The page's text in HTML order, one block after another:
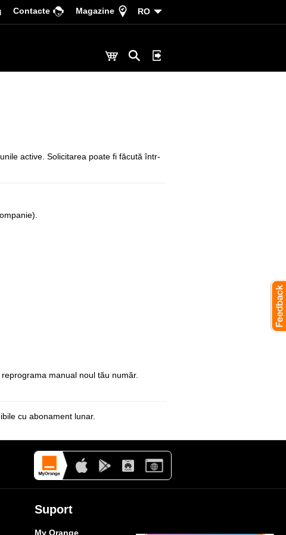
Сontacte Magazine RO
active. Solicitarea poate fi făcută într-
manual noul tău număr.
cu abonament lunar.
Suport
My Orange